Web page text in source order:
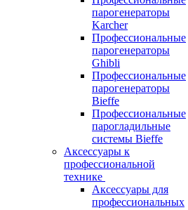
парогенераторы
Karcher
Профессиональные
парогенераторы
Ghibli
Профессиональные
парогенераторы
Bieffe
Профессиональные
парогладильные
системы Bieffe
Аксессуары к
профессиональной
технике
Аксессуары для
профессиональных